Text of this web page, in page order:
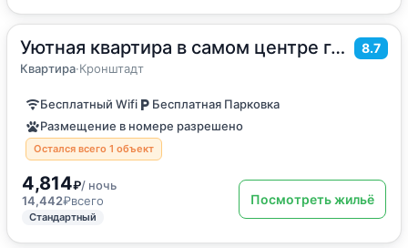
Уютная квартира в самом центре города 8.7
Квартира·Кронштадт
40м2·4 гостя
Квартира
Бесплатный Wifi
Бесплатная Парковка
Размещение в номере разрешено
Остался всего 1 объект
4,814₽/ ночь
14,442₽всего
Стандартный
Посмотреть жильё